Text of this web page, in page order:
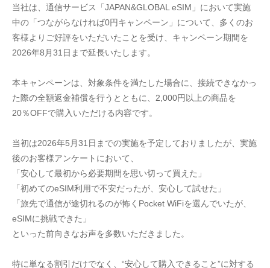
当社は、通信サービス「JAPAN&GLOBAL eSIM」において実施
中の「つながらなければ0円キャンペーン」について、多くのお
客様よりご好評をいただいたことを受け、キャンペーン期間を
2026年8月31日まで延長いたします。
本キャンペーンは、対象条件を満たした場合に、接続できなかっ
た際の全額返金補償を行うとともに、2,000円以上の商品を
20％OFFで購入いただける内容です。
当初は2026年5月31日までの実施を予定しておりましたが、実施
後のお客様アンケートにおいて、
「安心して最初から必要期間を思い切って買えた」
「初めてのeSIM利用で不安だったが、安心して試せた」
「旅先で通信が途切れるのが怖くPocket WiFiを選んでいたが、
eSIMに挑戦できた」
といった前向きなお声を多数いただきました。
特に単なる割引だけでなく、“安心して購入できること”に対する